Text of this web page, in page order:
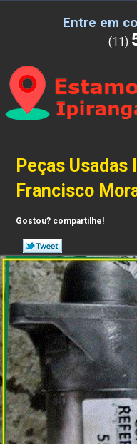
Entre em
(11)
Peças
Francisco
Gostou? compartilhe!